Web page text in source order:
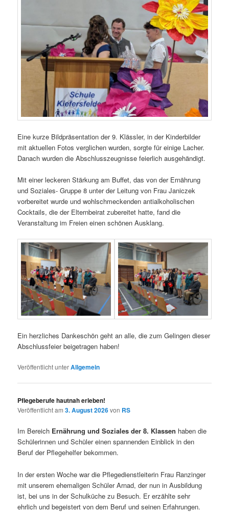
Eine kurze Bildpräsentation der 9. Klässler, in der Kinderbilder
mit aktuellen Fotos verglichen wurden, sorgte für einige Lacher.
Danach wurden die Abschlusszeugnisse feierlich ausgehändigt.
Mit einer leckeren Stärkung am Buffet, das von der Ernährung
und Soziales- Gruppe 8 unter der Leitung von Frau Janiczek
vorbereitet wurde und wohlschmeckenden antialkoholischen
Cocktails, die der Elternbeirat zubereitet hatte, fand die
Veranstaltung im Freien einen schönen Ausklang.
Ein herzliches Dankeschön geht an alle, die zum Gelingen dieser
Abschlussfeier beigetragen haben!
Veröffentlicht unterAllgemein
Pflegeberufe hautnah erleben!
Veröffentlicht am3. August 2026von RS
Im Bereich Ernährung und Soziales der 8. Klassen haben die
Schülerinnen und Schüler einen spannenden Einblick in den
Beruf der Pflegehelfer bekommen.
In der ersten Woche war die Pflegedienstleiterin Frau Ranzinger
mit unserem ehemaligen Schüler Arnad, der nun in Ausbildung
ist, bei uns in der Schulküche zu Besuch. Er erzählte sehr
ehrlich und begeistert von dem Beruf und seinen Erfahrungen.